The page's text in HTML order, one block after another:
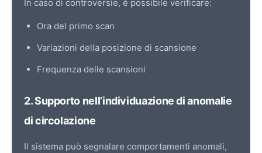
In caso di controversie, è possibile verificare:
Ora del primo scan
Variazioni della posizione di scansione
Frequenza delle scansioni
2. Supporto nell’individuazione di anomalie
di circolazione
Il sistema può segnalare comportamenti anomali,